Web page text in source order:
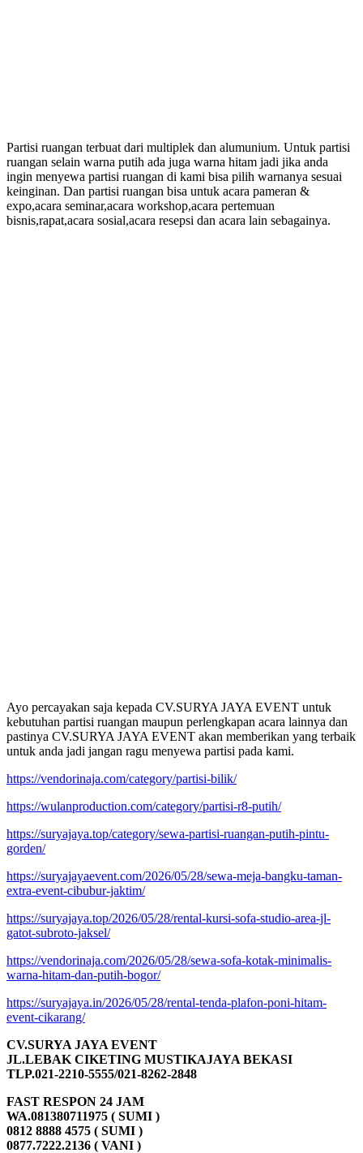
Partisi ruangan terbuat dari multiplek dan alumunium. Untuk partisi
ruangan selain warna putih ada juga warna hitam jadi jika anda
ingin menyewa partisi ruangan di kami bisa pilih warnanya sesuai
keinginan. Dan partisi ruangan bisa untuk acara pameran &
expo,acara seminar,acara workshop,acara pertemuan
bisnis,rapat,acara sosial,acara resepsi dan acara lain sebagainya.
Ayo percayakan saja kepada CV.SURYA JAYA EVENT untuk
kebutuhan partisi ruangan maupun perlengkapan acara lainnya dan
pastinya CV.SURYA JAYA EVENT akan memberikan yang terbaik
untuk anda jadi jangan ragu menyewa partisi pada kami.
https://vendorinaja.com/category/partisi-bilik/
https://wulanproduction.com/category/partisi-r8-putih/
https://suryajaya.top/category/sewa-partisi-ruangan-putih-pintu-
gorden/
https://suryajayaevent.com/2026/05/28/sewa-meja-bangku-taman-
extra-event-cibubur-jaktim/
https://suryajaya.top/2026/05/28/rental-kursi-sofa-studio-area-jl-
gatot-subroto-jaksel/
https://vendorinaja.com/2026/05/28/sewa-sofa-kotak-minimalis-
warna-hitam-dan-putih-bogor/
https://suryajaya.in/2026/05/28/rental-tenda-plafon-poni-hitam-
event-cikarang/
CV.SURYA JAYA EVENT
JL.LEBAK CIKETING MUSTIKAJAYA BEKASI
TLP.021-2210-5555/021-8262-2848
FAST RESPON 24 JAM
WA.081380711975 ( SUMI )
0812 8888 4575 ( SUMI )
0877.7222.2136 ( VANI )